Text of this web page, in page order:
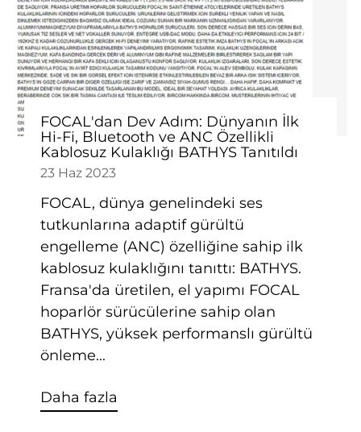
FOCAL'dan Dev Adım: Dünyanın İlk
Hi-Fi, Bluetooth ve ANC Özellikli
Kablosuz Kulaklığı BATHYS Tanıtıldı
23 Haz 2023
FOCAL, dünya genelindeki ses
tutkunlarına adaptif gürültü
engelleme (ANC) özelliğine sahip ilk
kablosuz kulaklığını tanıttı: BATHYS.
Fransa'da üretilen, el yapımı FOCAL
hoparlör sürücülerine sahip olan
BATHYS, yüksek performanslı gürültü
önleme...
Daha fazla